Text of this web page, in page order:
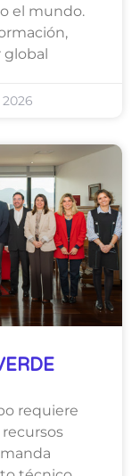
el mundo.
requiere